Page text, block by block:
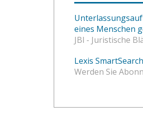
eines Menschen
JBl - Juristische
Lexis
Werden Sie